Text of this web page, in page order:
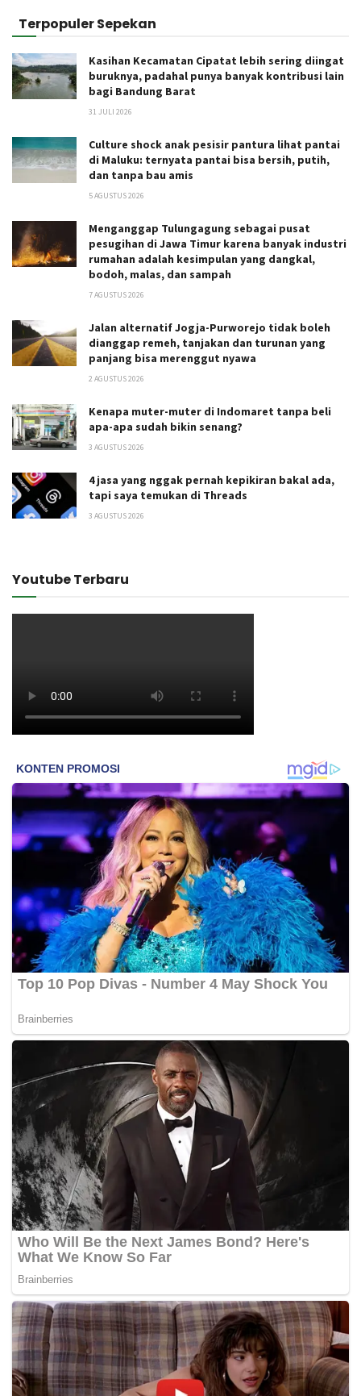
Terpopuler Sepekan
Kasihan Kecamatan Cipatat lebih sering diingat
buruknya, padahal punya banyak kontribusi lain
bagi Bandung Barat
31 JULI 2026
Culture shock anak pesisir pantura lihat pantai
di Maluku: ternyata pantai bisa bersih, putih,
dan tanpa bau amis
5 AGUSTUS 2026
Menganggap Tulungagung sebagai pusat
pesugihan di Jawa Timur karena banyak industri
rumahan adalah kesimpulan yang dangkal,
bodoh, malas, dan sampah
7 AGUSTUS 2026
Jalan alternatif Jogja-Purworejo tidak boleh
dianggap remeh, tanjakan dan turunan yang
panjang bisa merenggut nyawa
2 AGUSTUS 2026
Kenapa muter-muter di Indomaret tanpa beli
apa-apa sudah bikin senang?
3 AGUSTUS 2026
4 jasa yang nggak pernah kepikiran bakal ada,
tapi saya temukan di Threads
3 AGUSTUS 2026
Youtube Terbaru